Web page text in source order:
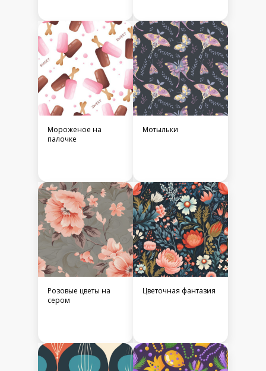
Мороженое на
палочке
Мотыльки
Розовые цветы на
сером
Цветочная фантазия